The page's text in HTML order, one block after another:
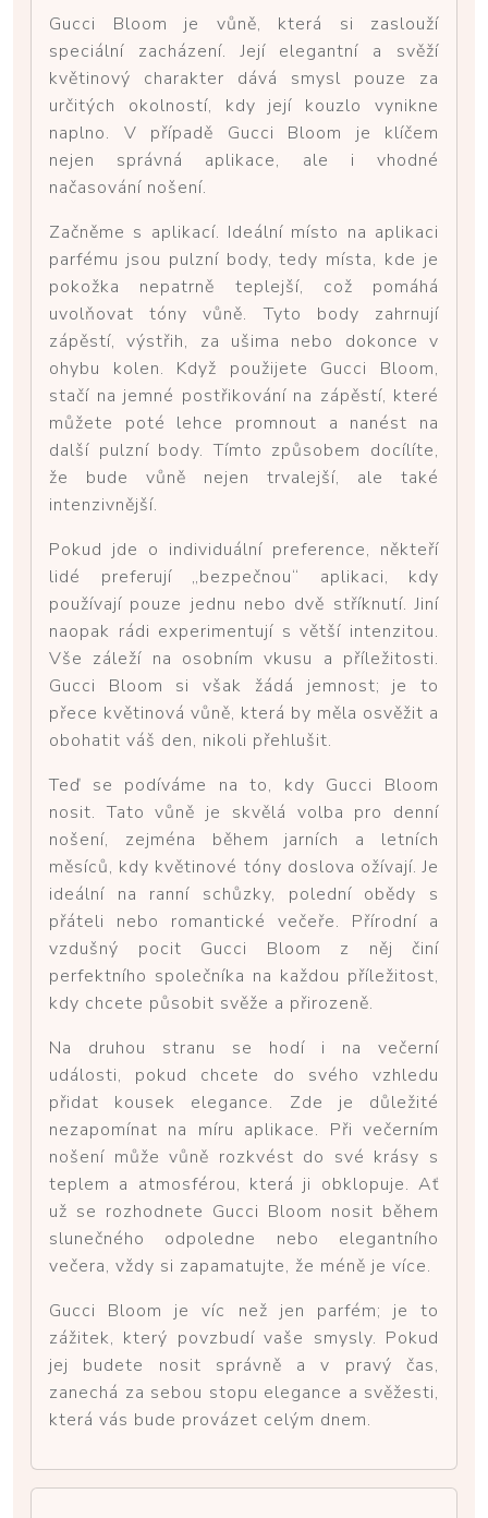
Gucci Bloom je vůně, která si zaslouží
speciální zacházení. Její elegantní a svěží
květinový charakter dává smysl pouze za
určitých okolností, kdy její kouzlo vynikne
naplno. V případě Gucci Bloom je klíčem
nejen správná aplikace, ale i vhodné
načasování nošení.
Začněme s aplikací. Ideální místo na aplikaci
parfému jsou pulzní body, tedy místa, kde je
pokožka nepatrně teplejší, což pomáhá
uvolňovat tóny vůně. Tyto body zahrnují
zápěstí, výstřih, za ušima nebo dokonce v
ohybu kolen. Když použijete Gucci Bloom,
stačí na jemné postřikování na zápěstí, které
můžete poté lehce promnout a nanést na
další pulzní body. Tímto způsobem docílíte,
že bude vůně nejen trvalejší, ale také
intenzivnější.
Pokud jde o individuální preference, někteří
lidé preferují „bezpečnou“ aplikaci, kdy
používají pouze jednu nebo dvě stříknutí. Jiní
naopak rádi experimentují s větší intenzitou.
Vše záleží na osobním vkusu a příležitosti.
Gucci Bloom si však žádá jemnost; je to
přece květinová vůně, která by měla osvěžit a
obohatit váš den, nikoli přehlušit.
Teď se podíváme na to, kdy Gucci Bloom
nosit. Tato vůně je skvělá volba pro denní
nošení, zejména během jarních a letních
měsíců, kdy květinové tóny doslova ožívají. Je
ideální na ranní schůzky, polední obědy s
přáteli nebo romantické večeře. Přírodní a
vzdušný pocit Gucci Bloom z něj činí
perfektního společníka na každou příležitost,
kdy chcete působit svěže a přirozeně.
Na druhou stranu se hodí i na večerní
události, pokud chcete do svého vzhledu
přidat kousek elegance. Zde je důležité
nezapomínat na míru aplikace. Při večerním
nošení může vůně rozkvést do své krásy s
teplem a atmosférou, která ji obklopuje. Ať
už se rozhodnete Gucci Bloom nosit během
slunečného odpoledne nebo elegantního
večera, vždy si zapamatujte, že méně je více.
Gucci Bloom je víc než jen parfém; je to
zážitek, který povzbudí vaše smysly. Pokud
jej budete nosit správně a v pravý čas,
zanechá za sebou stopu elegance a svěžesti,
která vás bude provázet celým dnem.